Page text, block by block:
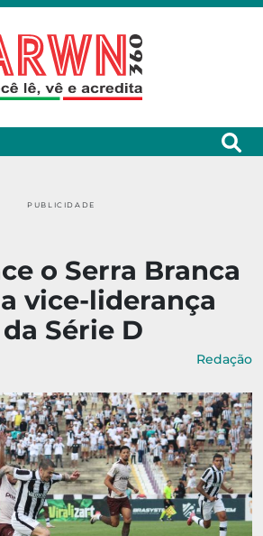
PUBLICIDADE
o Serra Branca
vice-liderança
Série D
Redação